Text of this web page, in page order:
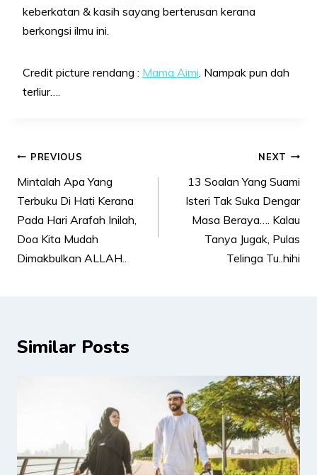
keberkatan & kasih sayang berterusan kerana
berkongsi ilmu ini.
Credit picture rendang : Mama Aimi . Nampak pun dah
terliur….
Post
navigation
PREVIOUS
Mintalah Apa Yang
Terbuku Di Hati Kerana
Pada Hari Arafah Inilah,
Doa Kita Mudah
Dimakbulkan ALLAH..
NEXT
13 Soalan Yang Suami
Isteri Tak Suka Dengar
Masa Beraya…. Kalau
Tanya Jugak, Pulas
Telinga Tu..hihi
Similar Posts